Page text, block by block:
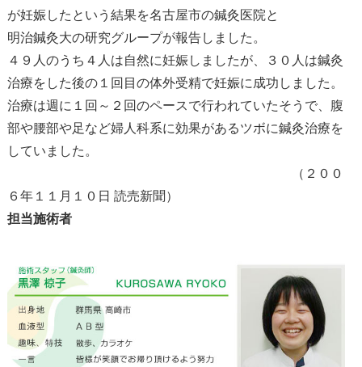
が妊娠したという結果を名古屋市の鍼灸医院と
明治鍼灸大の研究グループが報告しました。
４９人のうち４人は自然に妊娠しましたが、３０人は鍼灸
治療をした後の１回目の体外受精で妊娠に成功しました。
治療は週に１回～２回のペースで行われていたそうで、腹
部や腰部や足など婦人科系に効果があるツボに鍼灸治療を
していました。
（２００
６年１１月１０日 読売新聞）
担当施術者